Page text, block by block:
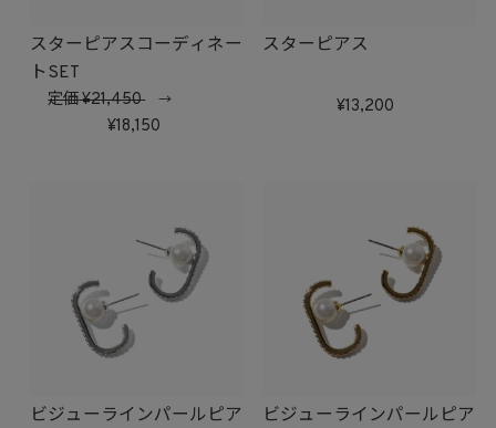
スターピアスコーディネー
トSET
定価 21,450→
18,150
スターピアス
13,200
ビジューラインパールピア
ビジューラインパールピア